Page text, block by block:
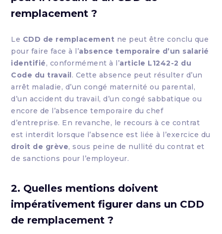
remplacement ?
Le CDD de remplacement ne peut être conclu que
pour faire face à l’absence temporaire d’un salarié
identifié, conformément à l’article L1242-2 du
Code du travail. Cette absence peut résulter d’un
arrêt maladie, d’un congé maternité ou parental,
d’un accident du travail, d’un congé sabbatique ou
encore de l’absence temporaire du chef
d’entreprise. En revanche, le recours à ce contrat
est interdit lorsque l’absence est liée à l’exercice du
droit de grève, sous peine de nullité du contrat et
de sanctions pour l’employeur.
2. Quelles mentions doivent
impérativement figurer dans un CDD
de remplacement ?